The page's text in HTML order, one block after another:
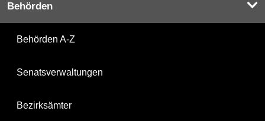
Behörden
Behörden A-Z
Senatsverwaltungen
Bezirksämter